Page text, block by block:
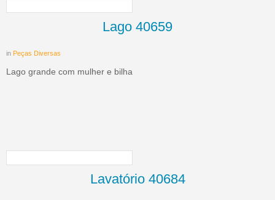
Lago 40659
in Peças Diversas
Lago grande com mulher e bilha
Lavatório 40684